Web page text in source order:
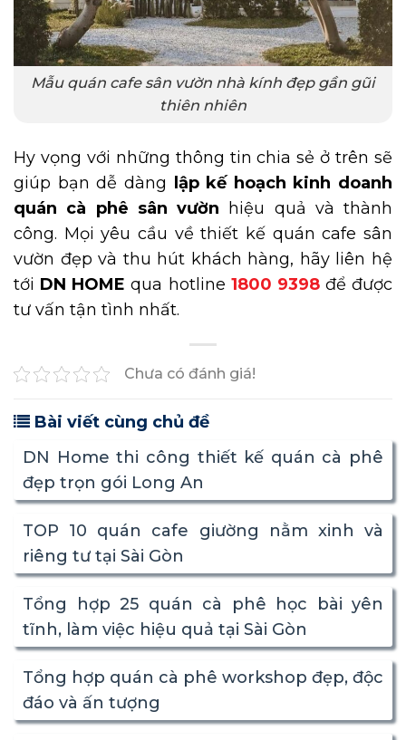
Mẫu quán cafe sân vườn nhà kính đẹp gần gũi
thiên nhiên
Hy vọng với những thông tin chia sẻ ở trên sẽ
giúp bạn dễ dàng lập kế hoạch kinh doanh
quán cà phê sân vườn hiệu quả và thành
công. Mọi yêu cầu về thiết kế quán cafe sân
vườn đẹp và thu hút khách hàng, hãy liên hệ
tới DN HOME qua hotline 1800 9398để được
tư vấn tận tình nhất.
Chưa có đánh giá!
Bài viết cùng chủ đề
DN Home thi công thiết kế quán cà phê
đẹp trọn gói Long An
TOP 10 quán cafe giường nằm xinh và
riêng tư tại Sài Gòn
Tổng hợp 25 quán cà phê học bài yên
tĩnh, làm việc hiệu quả tại Sài Gòn
Tổng hợp quán cà phê workshop đẹp, độc
đáo và ấn tượng